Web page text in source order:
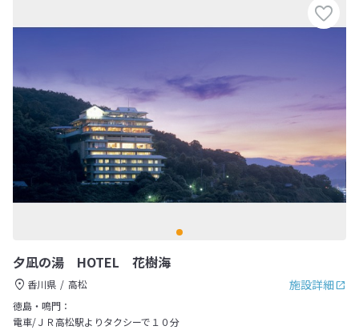
夕凪の湯 HOTEL 花樹海
施設詳細
香川県
高松
徳島・鳴門：
電車/ＪＲ高松駅よりタクシーで１０分